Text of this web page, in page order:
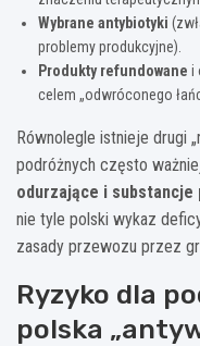
Wybrane antybiotyki
problemy produkcyjne).
Produkty refundowane i
celem „odwróconego
Równolegle istnieje drugi
podróżnych często
odurzające i substancje
nie tyle polski wykaz
zasady przewozu przez
Ryzyko dla
polska